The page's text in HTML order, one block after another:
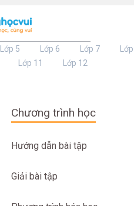
Lớp 5 Lớp 6 Lớp 7
Lớp
Lớp 11 Lớp 12
Chương trình học
Hướng dẫn bài tập
Giải bài tập